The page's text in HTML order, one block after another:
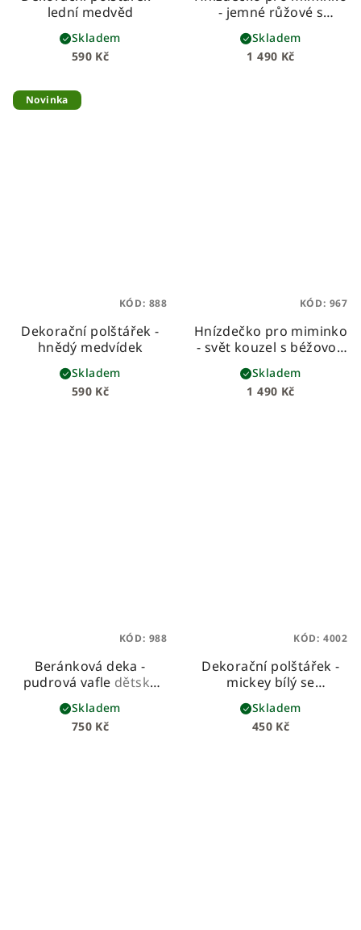
lední medvěd
590 Kč
Skladem
- jemné růžové s
růžičkami
1 490 Kč
Skladem
Novinka
Dekorační polštářek -
hnědý medvídek
590 Kč
Skladem
KÓD: 888
Hnízdečko pro miminko
- svět kouzel s béžovou
1 490 Kč
Skladem
KÓD: 967
Beránková deka -
pudrová vafle dětská
beránková deka z
vafloviny a hebkého
beránka
750 Kč
Skladem
KÓD: 988
Dekorační polštářek -
mickey bílý se
starorůžovou mašlí
450 Kč
Skladem
KÓD: 4002